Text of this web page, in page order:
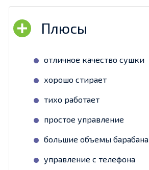
отличное качество сушки
хорошо стирает
тихо работает
простое управление
большие объемы барабана
управление с телефона